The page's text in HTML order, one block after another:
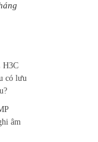
H3C
có lưu
âm